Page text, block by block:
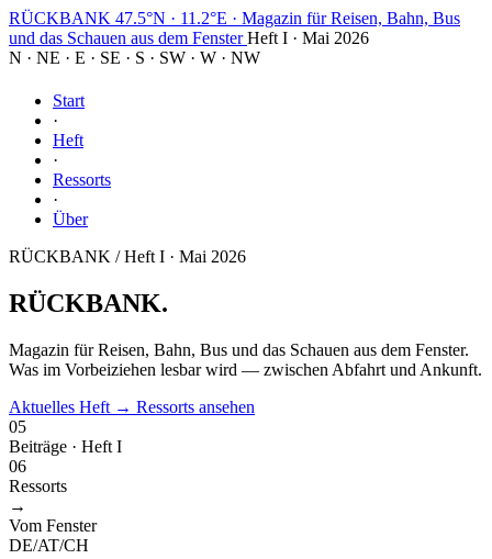
RÜCKBANK 47.5°N · 11.2°E · Magazin für Reisen, Bahn, Bus
und das Schauen aus dem Fenster Heft I · Mai 2026
N · NE · E · SE · S · SW · W · NW
Start
·
Heft
·
Ressorts
·
Über
RÜCKBANK / Heft I · Mai 2026
RÜCKBANK.
Magazin für Reisen, Bahn, Bus und das Schauen aus dem Fenster.
Was im Vorbeiziehen lesbar wird — zwischen Abfahrt und Ankunft.
Aktuelles Heft → Ressorts ansehen
05
Beiträge · Heft I
06
Ressorts
→
Vom Fenster
DE/AT/CH